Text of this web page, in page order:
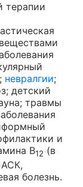
терапии
невралгии;
детский
травмы
и
B12 (в
болезнь.